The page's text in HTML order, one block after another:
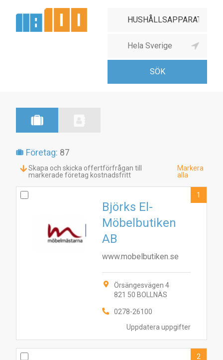
Företag: 87
Skapa och skicka offertförfrågan till
markerade företag kostnadsfritt
Markera
alla
Uppdatera uppgifter
Björks El-
Möbelbutiken
AB
www.mobelbutiken.se
Örsängesvägen 4
821 50 BOLLNÄS
0278-26100
1
2